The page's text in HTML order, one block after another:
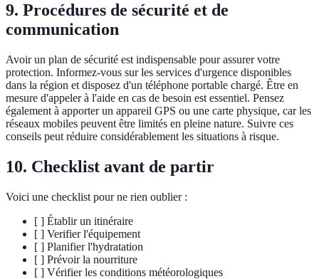
9. Procédures de sécurité et de
communication
Avoir un plan de sécurité est indispensable pour assurer votre
protection. Informez-vous sur les services d'urgence disponibles
dans la région et disposez d'un téléphone portable chargé. Être en
mesure d'appeler à l'aide en cas de besoin est essentiel. Pensez
également à apporter un appareil GPS ou une carte physique, car les
réseaux mobiles peuvent être limités en pleine nature. Suivre ces
conseils peut réduire considérablement les situations à risque.
10. Checklist avant de partir
Voici une checklist pour ne rien oublier :
[ ] Établir un itinéraire
[ ] Verifier l'équipement
[ ] Planifier l'hydratation
[ ] Prévoir la nourriture
[ ] Vérifier les conditions météorologiques